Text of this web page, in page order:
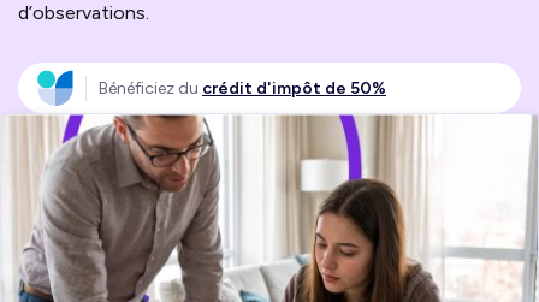
d’observations.
Bénéficiez du crédit d'impôt de 50%